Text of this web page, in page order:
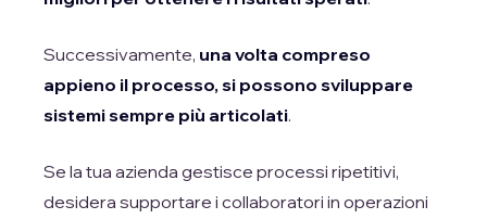
Successivamente, una volta compreso
appieno il processo, si possono sviluppare
sistemi sempre più articolati.
Se la tua azienda gestisce processi ripetitivi,
desidera supportare i collaboratori in operazioni